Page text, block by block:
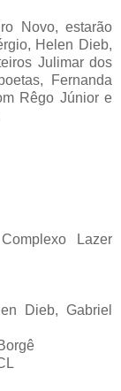
Novo, estarão
Helen Dieb,
Julimar dos
Fernanda
Rêgo Júnior e
Lazer
Dieb, Gabriel